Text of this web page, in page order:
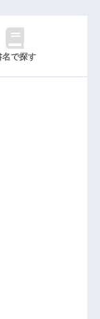
名で探す